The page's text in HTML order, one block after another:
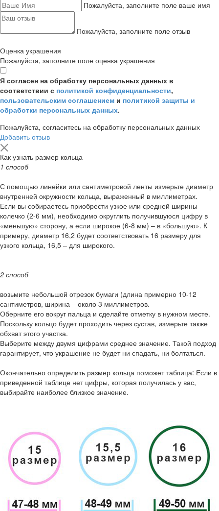
Пожалуйста, заполните поле ваше имя
Пожалуйста, заполните поле отзыв
Оценка украшения
Пожалуйста, заполните поле оценка украшения
Я согласен на обработку персональных данных в
соответствии с политикой конфиденциальности,
пользовательским соглашением и политикой защиты и
обработки персональных данных.
Пожалуйста, согласитесь на обработку персональных данных
Добавить отзыв
Как узнать размер кольца
1 способ
С помощью линейки или сантиметровой ленты измерьте диаметр
внутренней окружности кольца, выраженный в миллиметрах.
Если вы собираетесь приобрести узкое или средней ширины
колечко (2-6 мм), необходимо округлить получившуюся цифру в
«меньшую» сторону, а если широкое (6-8 мм) – в «большую». К
примеру, диаметр 16,2 будет соответствовать 16 размеру для
узкого кольца, 16,5 – для широкого.
2 способ
возьмите небольшой отрезок бумаги (длина примерно 10-12
сантиметров, ширина – около 3 миллиметров.
Оберните его вокруг пальца и сделайте отметку в нужном месте.
Поскольку кольцо будет проходить через сустав, измерьте также
обхват этого участка.
Выберите между двумя цифрами среднее значение. Такой подход
гарантирует, что украшение не будет ни спадать, ни болтаться.
Окончательно определить размер кольца поможет таблица: Если в
приведенной таблице нет цифры, которая получилась у вас,
выбирайте наиболее близкое значение.